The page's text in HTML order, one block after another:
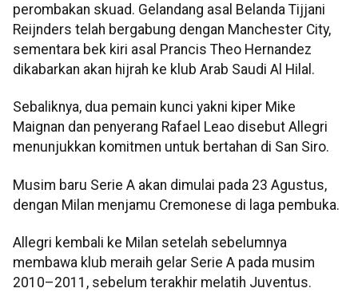
perombakan skuad. Gelandang asal Belanda Tijjani
Reijnders telah bergabung dengan Manchester City,
sementara bek kiri asal Prancis Theo Hernandez
dikabarkan akan hijrah ke klub Arab Saudi Al Hilal.
Sebaliknya, dua pemain kunci yakni kiper Mike
Maignan dan penyerang Rafael Leao disebut Allegri
menunjukkan komitmen untuk bertahan di San Siro.
Musim baru Serie A akan dimulai pada 23 Agustus,
dengan Milan menjamu Cremonese di laga pembuka.
Allegri kembali ke Milan setelah sebelumnya
membawa klub meraih gelar Serie A pada musim
2010–2011, sebelum terakhir melatih Juventus.